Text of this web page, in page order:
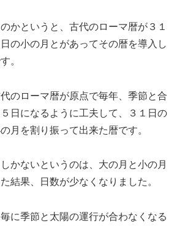
かというと、古代のローマ暦が３１
の小の月とがあってその暦を導入し
。
のローマ暦が原点で毎年、季節と合
日になるように工夫して、３１日の
月を割り振って出来た暦です。
かないというのは、大の月と小の月
結果、日数が少なくなりました。
に季節と太陽の運行が合わなくなる